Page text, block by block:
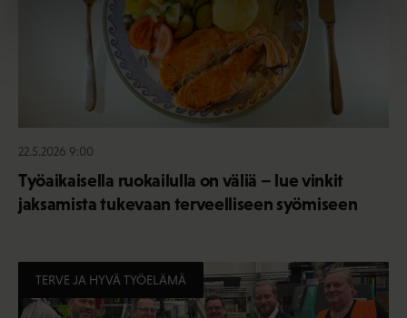
22.5.2026 9:00
Työaikaisella ruokailulla on väliä – lue vinkit
jaksamista tukevaan terveelliseen syömiseen
TERVE JA HYVÄ TYÖELÄMÄ